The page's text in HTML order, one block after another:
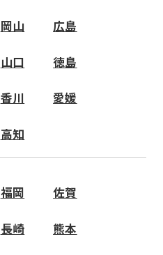
岡山 広島
山口 徳島
香川 愛媛
高知
福岡 佐賀
長崎 熊本